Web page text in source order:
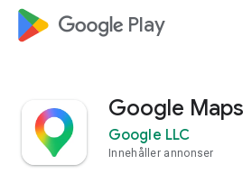
google_logo Play
Google Maps
Google LLC
Innehåller annonser